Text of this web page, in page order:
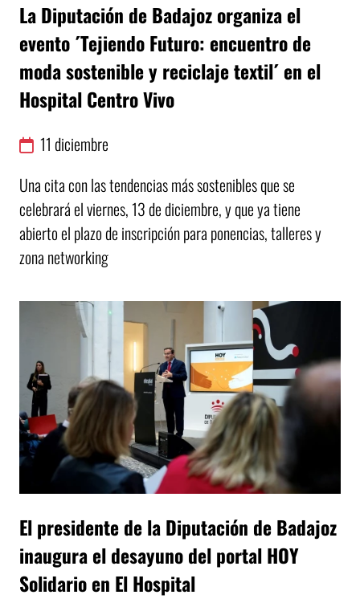
La Diputación de Badajoz organiza el
evento ´Tejiendo Futuro: encuentro de
moda sostenible y reciclaje textil´ en el
Hospital Centro Vivo
11 diciembre
Una cita con las tendencias más sostenibles que se
celebrará el viernes, 13 de diciembre, y que ya tiene
abierto el plazo de inscripción para ponencias, talleres y
zona networking
El presidente de la Diputación de Badajoz
inaugura el desayuno del portal HOY
Solidario en El Hospital